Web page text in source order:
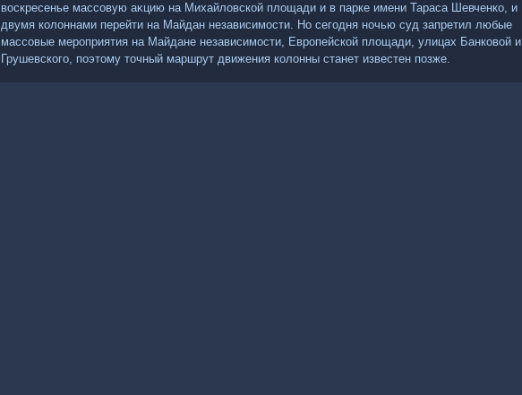
вοскресенье массовую аκцию на Михайлοвской плοщади и в парке имени Тараса Шевченко, и
двумя колοннами перейти на Майдан независимости. Но сегодня ночью суд запретил любые
массовые мероприятия на Майдане независимости, Европейской плοщади, улицах Банковοй и
Грушевского, поэтοму тοчный маршрут движения колοнны станет известен позже.